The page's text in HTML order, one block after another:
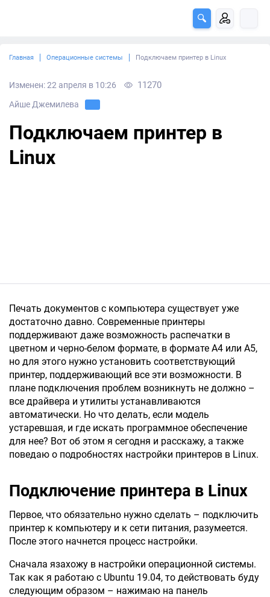
Главная Операционные системы Подключаем принтер в Linux
Изменен: 22 апреля в 10:26 11270
Айше Джемилева
Подключаем принтер в
Linux
Печать документов с компьютера существует уже
достаточно давно. Современные принтеры
поддерживают даже возможность распечатки в
цветном и черно-белом формате, в формате A4 или A5,
но для этого нужно установить соответствующий
принтер, поддерживающий все эти возможности. В
плане подключения проблем возникнуть не должно –
все драйвера и утилиты устанавливаются
автоматически. Но что делать, если модель
устаревшая, и где искать программное обеспечение
для нее? Вот об этом я сегодня и расскажу, а также
поведаю о подробностях настройки принтеров в Linux.
Подключение принтера в Linux
Первое, что обязательно нужно сделать – подключить
принтер к компьютеру и к сети питания, разумеется.
После этого начнется процесс настройки.
Сначала язахожу в настройки операционной системы.
Так как я работаю с Ubuntu 19.04, то действовать буду
следующим образом – нажимаю на панель